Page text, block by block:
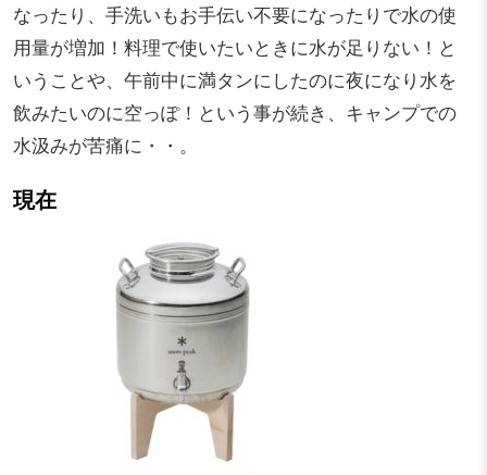
なったり、手洗いもお手伝い不要になったりで水の使
用量が増加！料理で使いたいときに水が足りない！と
いうことや、午前中に満タンにしたのに夜になり水を
飲みたいのに空っぽ！という事が続き、キャンプでの
水汲みが苦痛に・・。
現在